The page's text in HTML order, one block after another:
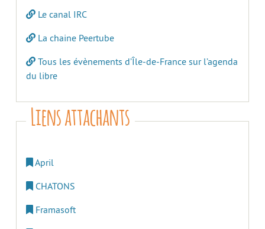
Le canal IRC
La chaine Peertube
Tous les évènements d’Île-de-France sur l’agenda
du libre
Liens attachants
April
CHATONS
Framasoft